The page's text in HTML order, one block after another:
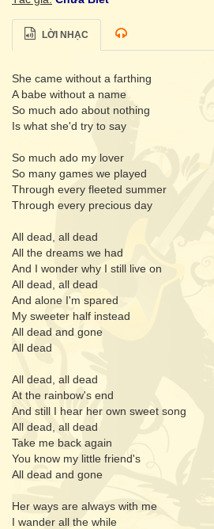
LỜI NHẠC
She came without a farthing
A babe without a name
So much ado about nothing
Is what she'd try to say
So much ado my lover
So many games we played
Through every fleeted summer
Through every precious day
All dead, all dead
All the dreams we had
And I wonder why I still live on
All dead, all dead
And alone I'm spared
My sweeter half instead
All dead and gone
All dead
All dead, all dead
At the rainbow's end
And still I hear her own sweet song
All dead, all dead
Take me back again
You know my little friend's
All dead and gone
Her ways are always with me
I wander all the while